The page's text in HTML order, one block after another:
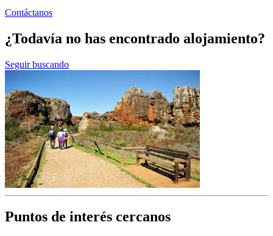
Contáctanos
¿Todavía no has encontrado alojamiento?
Seguir buscando
Puntos de interés cercanos